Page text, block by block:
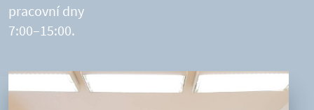
pracovní dny
7:00–15:00.